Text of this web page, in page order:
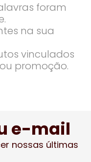
foram
na sua
vinculados
promoção.
e-mail
nossas últimas